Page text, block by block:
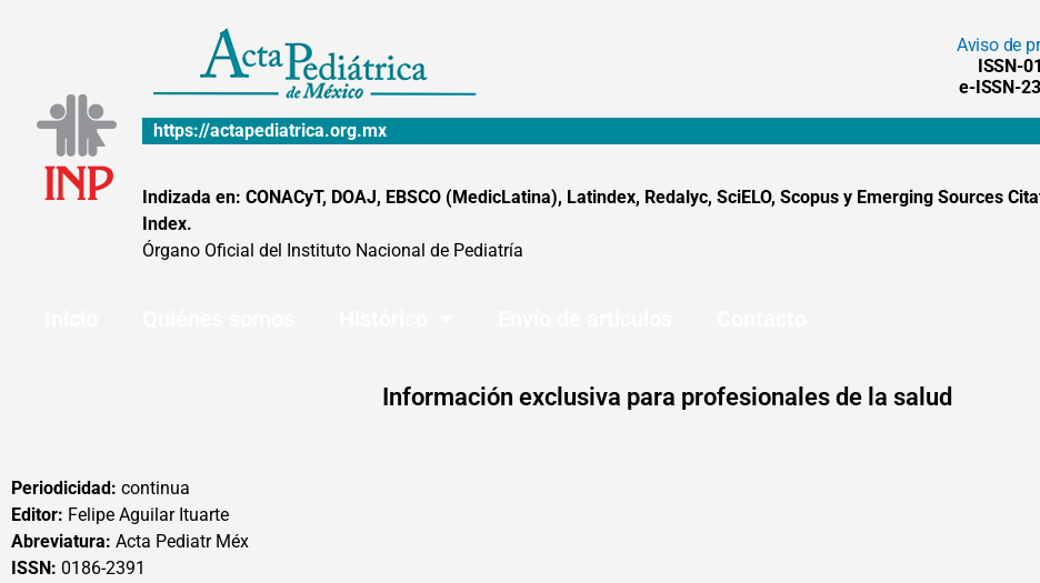
Aviso de
ISSN-
e-ISSN-
https://actapediatrica.org.mx
Indizada en: CONACyT, DOAJ, EBSCO (MedicLatina), Latindex, Redalyc, SciELO, Scopus y Emerging Sources
Index.
Órgano Oficial del Instituto Nacional de Pediatría
Información exclusiva para profesionales de la salud
Periodicidad: continua
Editor: Felipe Aguilar Ituarte
Abreviatura: Acta Pediatr Méx
ISSN: 0186-2391